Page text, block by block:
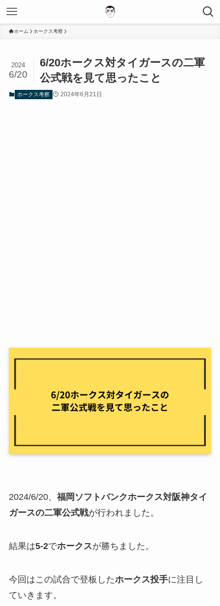
ホーム ホークス考察
6/20ホークス対タイガースの二軍
公式戦を見て思ったこと
2024
6/20
ホークス考察 2024年6月21日
2024/6/20、 福岡ソフトバンクホークス対阪神タイ
ガースの二軍公式戦が行われました。
結果は5-2でホークスが勝ちました。
今回はこの試合で登板したホークス投手に注目し
ていきます。